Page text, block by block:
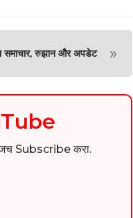
समाचार, रुझान और अपडेट
»
Subscribe करा.